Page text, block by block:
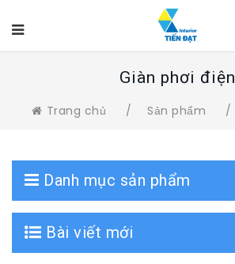
Giàn phơi điện
Trang chủ / Sản phẩm /
Danh mục sản phẩm
Bài viết mới